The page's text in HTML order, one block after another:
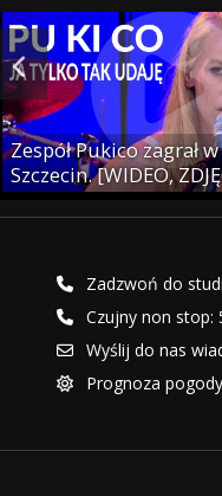
Zespół Pukico zagrał
Szczecin. [WIDEO,
Zadzwoń do
Czujny non stop:
Wyślij do nas
Prognoza pogody